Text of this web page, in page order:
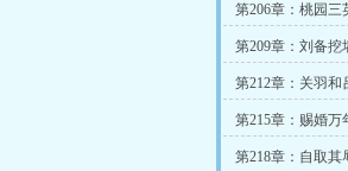
第206章：桃园三
第209章：刘备挖
第212章：关羽和
第215章：赐婚万
第218章：自取其